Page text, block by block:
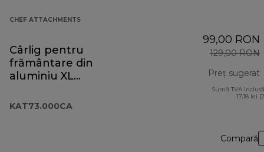
CHEF ATTACHMENTS
Cârlig pentru
frământare din
aluminiu XL
KAT73.000CA
99,00 RON
129,00 RON
Preț sugerat
Sumă TVA
17,18 lei
Compară